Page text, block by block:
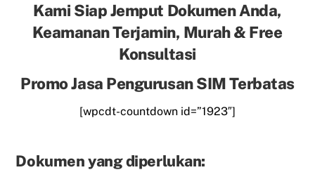
Kami Siap Jemput Dokumen Anda,
Keamanan Terjamin, Murah & Free
Konsultasi
Promo Jasa Pengurusan SIM Terbatas
[wpcdt-countdown id=”1923″]
Dokumen yang diperlukan: